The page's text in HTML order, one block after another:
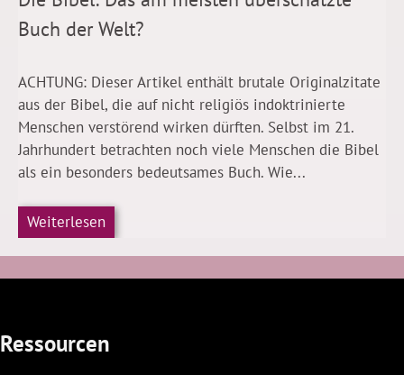
Buch der Welt?
ACHTUNG: Dieser Artikel enthält brutale Originalzitate
aus der Bibel, die auf nicht religiös indoktrinierte
Menschen verstörend wirken dürften. Selbst im 21.
Jahrhundert betrachten noch viele Menschen die Bibel
als ein besonders bedeutsames Buch. Wie...
Weiterlesen
Ressourcen